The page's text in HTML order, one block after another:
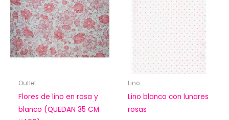
Outlet
Flores de lino en rosa y
blanco (QUEDAN 35 CM
Lino
Lino blanco con lunares
rosas